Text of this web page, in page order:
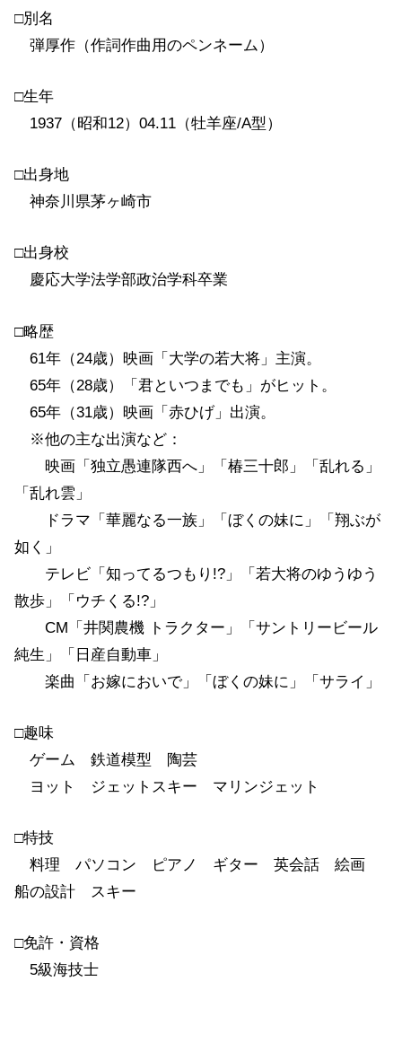
□別名
弾厚作（作詞作曲用のペンネーム）
□生年
1937（昭和12）04.11（牡羊座/A型）
□出身地
神奈川県茅ヶ崎市
□出身校
慶応大学法学部政治学科卒業
□略歴
61年（24歳）映画「大学の若大将」主演。
65年（28歳）「君といつまでも」がヒット。
65年（31歳）映画「赤ひげ」出演。
※他の主な出演など：
映画「独立愚連隊西へ」「椿三十郎」「乱れる」
「乱れ雲」
ドラマ「華麗なる一族」「ぼくの妹に」「翔ぶが
如く」
テレビ「知ってるつもり!?」「若大将のゆうゆう
散歩」「ウチくる!?」
CM「井関農機 トラクター」「サントリービール
純生」「日産自動車」
楽曲「お嫁においで」「ぼくの妹に」「サライ」
□趣味
ゲーム 鉄道模型 陶芸
ヨット ジェットスキー マリンジェット
□特技
料理 パソコン ピアノ ギター 英会話 絵画
船の設計 スキー
□免許・資格
5級海技士